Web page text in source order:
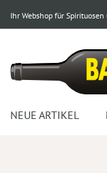
Ihr Webshop für Spirituosen
NEUE ARTIKEL